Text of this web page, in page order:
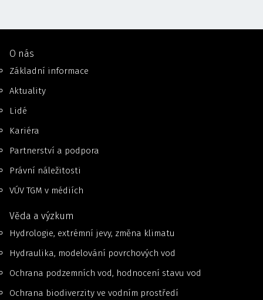
O nás
Základní informace
Aktuality
Lidé
Kariéra
Partnerství a podpora
Právní náležitosti
VÚV TGM v médiích
Věda a výzkum
Hydrologie, extrémní jevy, změna klimatu
Hydraulika, modelování povrchových vod
Ochrana podzemních vod, hodnocení stavu vod
Ochrana biodiverzity ve vodním prostředí